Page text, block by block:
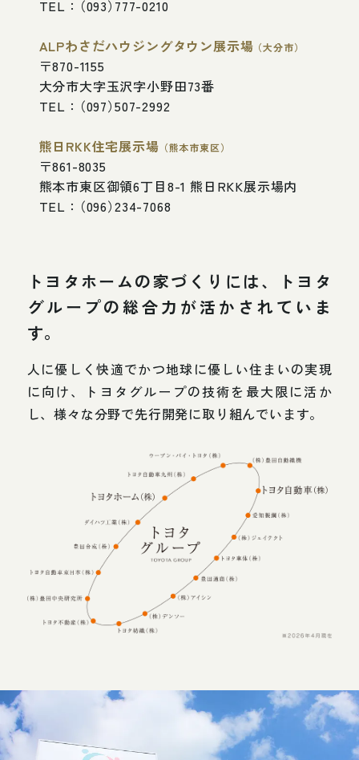
TEL ：（093）
777-0210
ALPわさだハウジングタウ ン展示場（大分市）
〒870-1155
大分市大字玉沢字小野田73番
TEL ：（097）
507-2992
熊日 RKK住宅展示場（熊本市東区）
〒861-8035
熊本市東区御領6丁目8-1 熊 日 RKK展示場内
TEL ：（096）
234-7068
トヨタホームの家づくりには、
トヨタ
グループの総合力が活かされていま
す。
人に優しく快適でかつ地球に優しい住まいの実現
に向け、
トヨタグループの技術を最大限に活か
し、様々な分野で先行開発に取り組んでいます。